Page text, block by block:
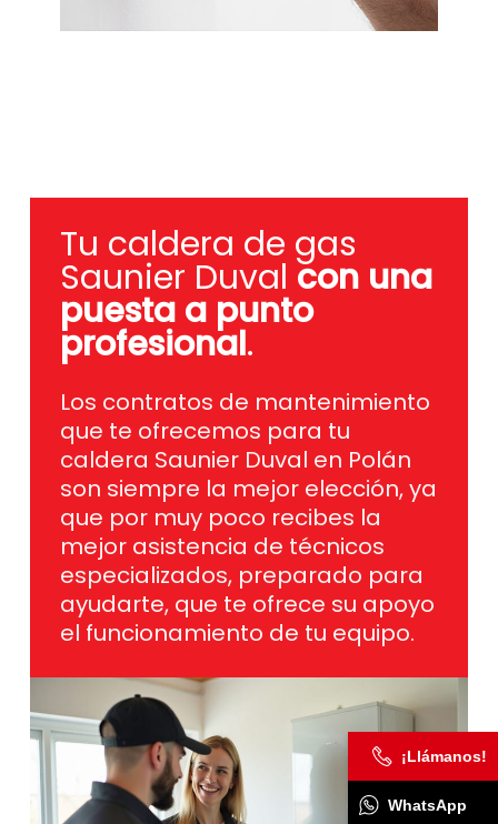
Tu caldera de gas
Saunier Duval con una
puesta a punto
profesional.
Los contratos de mantenimiento
que te ofrecemos para tu
caldera Saunier Duval en Polán
son siempre la mejor elección, ya
que por muy poco recibes la
mejor asistencia de técnicos
especializados, preparado para
ayudarte, que te ofrece su apoyo
el funcionamiento de tu equipo.
¡Llámanos!
WhatsApp